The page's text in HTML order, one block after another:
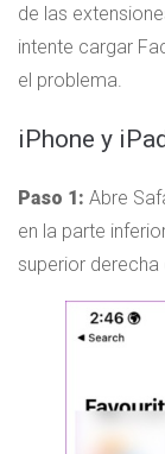
de las
intente cargar
el problema.
iPhone y
Paso 1: Abre
en la parte
superior derecha